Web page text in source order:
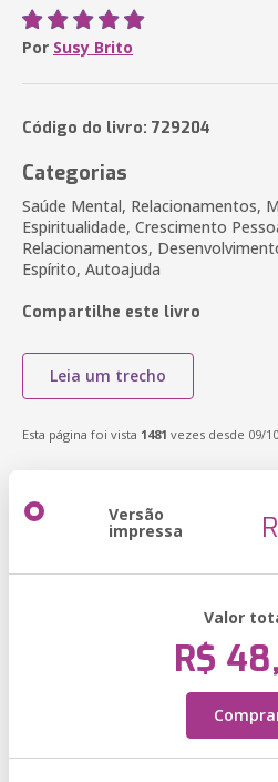
Por Susy Brito
Código do livro: 729204
Categorias
Saúde Mental, Relacionamentos,
Espiritualidade, Crescimento
Relacionamentos,
Espírito, Autoajuda
Compartilhe este livro
Leia um trecho
Esta página foi vista 1481 vezes desde 09/
Versão
impressa
Valor
R$